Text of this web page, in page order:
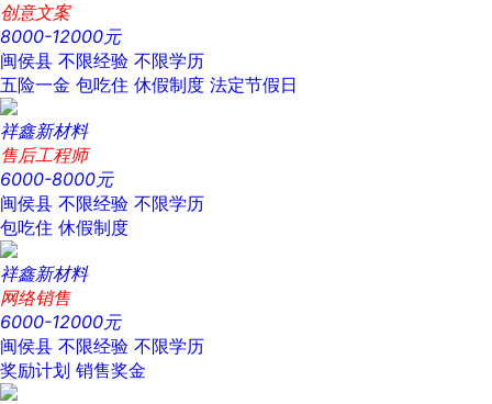
创意文案
8000-12000元
闽侯县 不限经验 不限学历
五险一金 包吃住 休假制度 法定节假日
祥鑫新材料
售后工程师
6000-8000元
闽侯县 不限经验 不限学历
包吃住 休假制度
祥鑫新材料
网络销售
6000-12000元
闽侯县 不限经验 不限学历
奖励计划 销售奖金